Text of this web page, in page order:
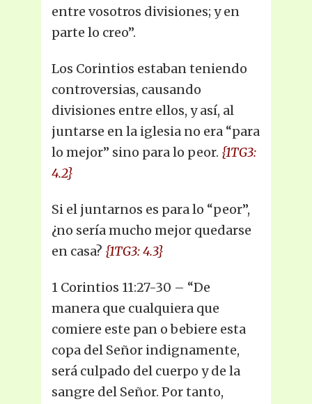
entre vosotros divisiones; y en
parte lo creo”.
Los Corintios estaban teniendo
controversias, causando
divisiones entre ellos, y así, al
juntarse en la iglesia no era “para
lo mejor” sino para lo peor. {1TG3:
4.2}
Si el juntarnos es para lo “peor”,
¿no sería mucho mejor quedarse
en casa? {1TG3: 4.3}
1 Corintios 11:27-30 – “De
manera que cualquiera que
comiere este pan o bebiere esta
copa del Señor indignamente,
será culpado del cuerpo y de la
sangre del Señor. Por tanto,